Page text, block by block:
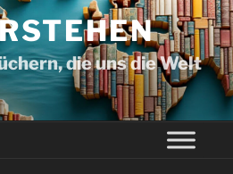
die uns die Welt